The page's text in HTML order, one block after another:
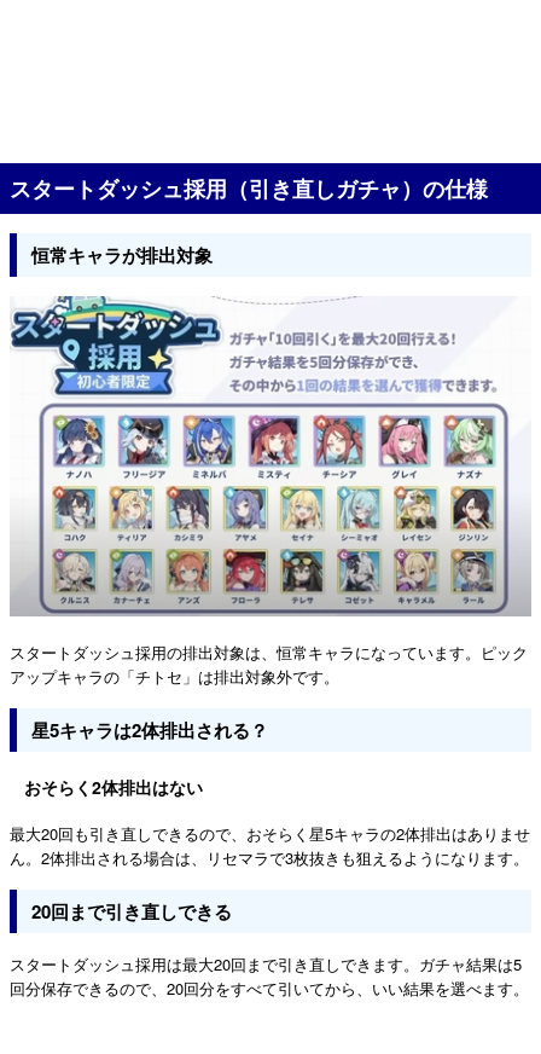
スタートダッシュ採用（引き直しガチャ）の仕様
恒常キャラが排出対象
スタートダッシュ採用の排出対象は、恒常キャラになっています。ピック
アップキャラの「チトセ」は排出対象外です。
星5キャラは2体排出される？
おそらく2体排出はない
最大20回も引き直しできるので、おそらく星5キャラの2体排出はありませ
ん。2体排出される場合は、リセマラで3枚抜きも狙えるようになります。
20回まで引き直しできる
スタートダッシュ採用は最大20回まで引き直しできます。ガチャ結果は5
回分保存できるので、20回分をすべて引いてから、いい結果を選べます。